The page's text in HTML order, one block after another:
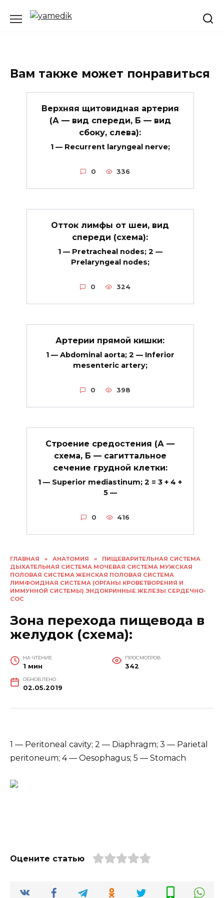
ГЛАВНАЯ » АНАТОМИЯ »
ПИЩЕВАРИТЕЛЬНАЯ СИСТЕМА
ДЫХАТЕЛЬНАЯ СИСТЕМА МОЧЕВАЯ СИСТЕМА МУЖСКАЯ
ПОЛОВАЯ СИСТЕМА ЖЕНСКАЯ ПОЛОВАЯ СИСТЕМА
ЛИМФОИДНАЯ СИСТЕМА (ОРГАНЫ КРОВЕТВОРЕНИЯ И
ИММУННОЙ СИСТЕМЫ) ЭНДОКРИННЫЕ ЖЕЛЕЗЫ СЕРДЕЧНО-
СОС
Зона перехода пищевода в
желудок (схема):
НА ЧТЕНИЕ
1 мин
ПРОСМОТРОВ
342
ОБНОВЛЕНО
02.05.2019
1 — Peritoneal cavity; 2 — Diaphragm; 3 — Parietal
peritoneum; 4 — Oesophagus; 5 — Stomach
Оцените статью
Вам также может понравиться
Верхняя щитовидная артерия
(А — вид спереди, Б — вид
сбоку, слева):
1 — Recurrent laryngeal nerve;
0 336
Отток лимфы от шеи, вид
спереди (схема):
1 — Pretracheal nodes; 2 —
Prelaryngeal nodes;
0 324
Артерии прямой кишки:
1 — Abdominal aorta; 2 — Inferior
mesenteric artery;
0 398
Строение средостения (А —
схема, Б — сагиттальное
сечение грудной клетки:
1 — Superior mediastinum; 2 = 3 + 4 +
5 —
0 416